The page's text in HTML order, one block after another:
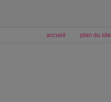
accueil plan du site